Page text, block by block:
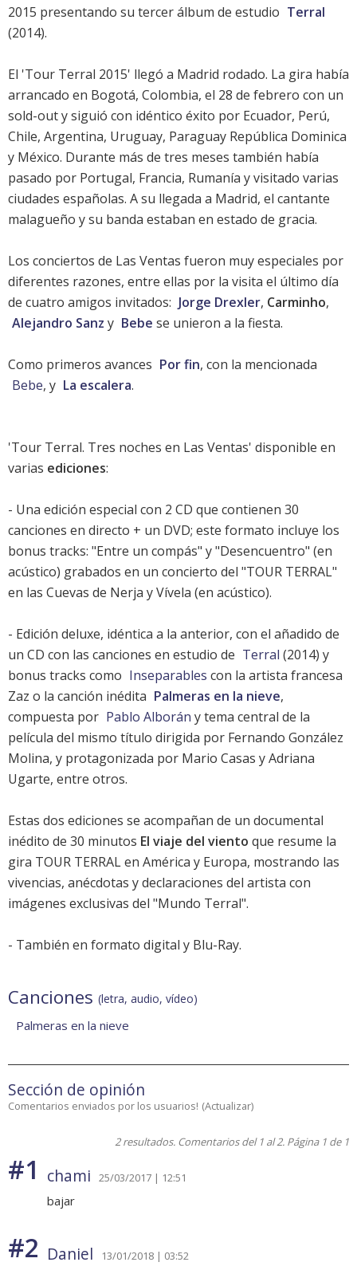
2015 presentando su tercer álbum de estudio Terral
(2014).
El 'Tour Terral 2015' llegó a Madrid rodado. La gira había
arrancado en Bogotá, Colombia, el 28 de febrero con un
sold-out y siguió con idéntico éxito por Ecuador, Perú,
Chile, Argentina, Uruguay, Paraguay República Dominica
y México. Durante más de tres meses también había
pasado por Portugal, Francia, Rumanía y visitado varias
ciudades españolas. A su llegada a Madrid, el cantante
malagueño y su banda estaban en estado de gracia.
Los conciertos de Las Ventas fueron muy especiales por
diferentes razones, entre ellas por la visita el último día
de cuatro amigos invitados: Jorge Drexler, Carminho,
Alejandro Sanz y Bebe se unieron a la fiesta.
Como primeros avances Por fin, con la mencionada
Bebe, y La escalera.
'Tour Terral. Tres noches en Las Ventas' disponible en
varias ediciones:
- Una edición especial con 2 CD que contienen 30
canciones en directo + un DVD; este formato incluye los
bonus tracks: "Entre un compás" y "Desencuentro" (en
acústico) grabados en un concierto del "TOUR TERRAL"
en las Cuevas de Nerja y Vívela (en acústico).
- Edición deluxe, idéntica a la anterior, con el añadido de
un CD con las canciones en estudio de Terral (2014) y
bonus tracks como Inseparables con la artista francesa
Zaz o la canción inédita Palmeras en la nieve,
compuesta por Pablo Alborán y tema central de la
película del mismo título dirigida por Fernando González
Molina, y protagonizada por Mario Casas yAdriana
Ugarte, entre otros.
Estas dos ediciones se acompañan de un documental
inédito de 30 minutos El viaje del viento que resume la
gira TOUR TERRAL en América y Europa, mostrando las
vivencias, anécdotas y declaraciones del artista con
imágenes exclusivas del "Mundo Terral".
- También en formato digital y Blu-Ray.
Canciones (letra, audio, vídeo)
Palmeras en la nieve
Sección de opinión
Comentarios enviados por los usuarios! (Actualizar)
2 resultados. Comentarios del 1 al 2. Página 1 de 1
#1 chami 25/03/2017 | 12:51
bajar
#2 Daniel 13/01/2018 | 03:52